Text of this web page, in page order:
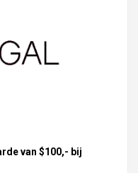
van $100,- bij